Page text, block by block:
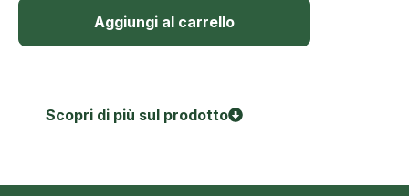
Aggiungi al carrello
Scopri di più sul prodotto